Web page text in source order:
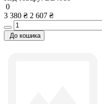
0
3 380 ₴ 2 607 ₴
До кошика